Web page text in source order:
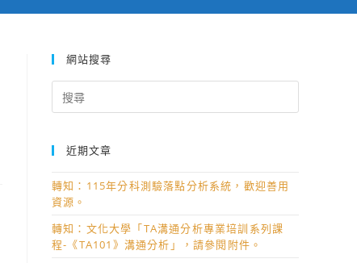
網站搜尋
for:
近期文章
轉知：115年分科測驗落點分析系統，歡迎善用
資源。
轉知：文化大學「TA溝通分析專業培訓系列課
程-《TA101》溝通分析」，請參閱附件。